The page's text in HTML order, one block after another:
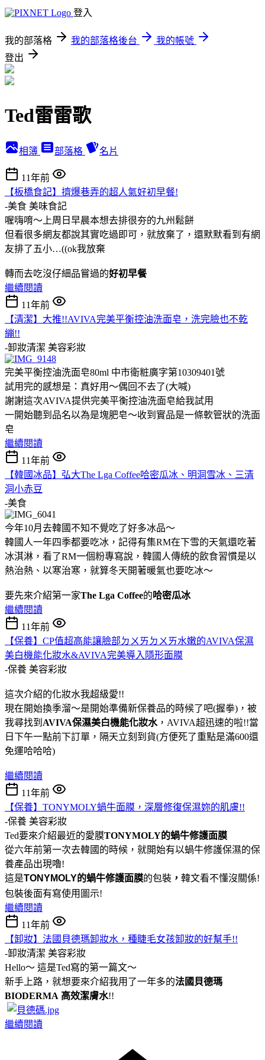
登入
我的部落格 我的部落格後台
我的帳號
登出
Ted雷雷歌
相簿 部落格 名片
11年前
【板橋食記】擠爆巷弄的超人氣好初早餐!
-美食 美味食記
喔嗨唷～上周日早晨本想去排很夯的九州鬆餅
但看很多網友都說其實吃過即可，就放棄了，還默默看到有網
友排了五小…((ok我放棄
轉而去吃沒仔細品嘗過的好初早餐
繼續閱讀
11年前
【清潔】大推!!AVIVA完美平衡控油洗面皂，洗完臉也不乾
繃!!
-卸妝清潔 美容彩妝
完美平衡控油洗面皂80ml 中市衛粧廣字第10309401號
試用完的感想是：真好用～偶回不去了(大喊)
謝謝這次AVIVA提供完美平衡控油洗面皂給我試用
一開始聽到品名以為是塊肥皂～收到實品是一條軟管狀的洗面
皂
繼續閱讀
11年前
【韓國冰品】弘大The Lga Coffee哈密瓜冰、明洞雪冰、三清
洞小赤豆
-美食
今年10月去韓國不知不覺吃了好多冰品～
韓國人一年四季都要吃冰，記得有集RM在下雪的天氣還吃著
冰淇淋，看了RM一個粉專寫說，韓國人傳統的飲食習慣是以
熱治熱、以寒治寒，就算冬天開著暖氣也要吃冰～
要先來介紹第一家The Lga Coffee的哈密瓜冰
繼續閱讀
11年前
【保養】CP值超高能讓臉部ㄉㄨㄞㄉㄨㄞ水嫩的AVIVA保濕
美白機能化妝水&AVIVA完美導入隱形面膜
-保養 美容彩妝
這次介紹的化妝水我超級愛!!
現在開始換季溜～是開始準備新保養品的時候了吧(握拳)，被
我尋找到 AVIVA保濕美白機能化妝水，AVIVA超迅速的啦!!當
日下午一點前下訂單，隔天立刻到貨(方便死了重點是滿600還
免運哈哈哈)
繼續閱讀
11年前
【保養】TONYMOLY蝸牛面膜，深層修復保濕妳的肌膚!!
-保養 美容彩妝
Ted要來介紹最近的愛膜TONYMOLY的蝸牛修護面膜
從六年前第一次去韓國的時候，就開始有以蝸牛修護保濕的保
養產品出現嚕!
這是TONYMOLY的蝸牛修護面膜的包裝 ， 韓文看不懂沒關係!
包裝後面有寫使用圖示!
繼續閱讀
11年前
【卸妝】法國貝德瑪卸妝水，種睫毛女孩卸妝的好幫手!!
-卸妝清潔 美容彩妝
Hello～ 這是Ted寫的第一篇文～
新手上路，就想要來介紹我用了一年多的法國貝德瑪
BIODERMA 高效潔膚水!!
繼續閱讀